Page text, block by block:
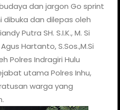
dan jargon Go sprint
dibuka dan dilepas oleh
Putra SH. S.I.K., M. Si
Hartanto, S.Sos.,M.Si
Polres Indragiri Hulu
utama Polres Inhu,
warga yang